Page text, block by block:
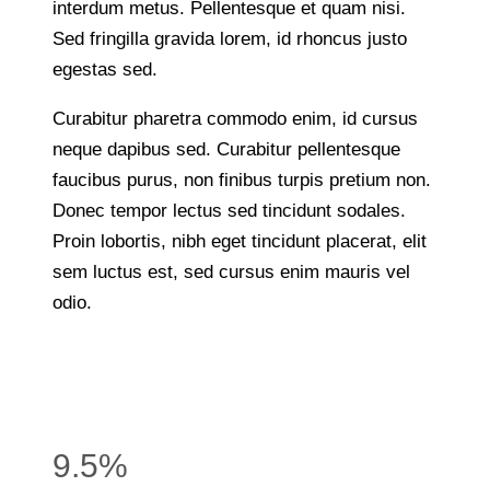
interdum metus. Pellentesque et quam nisi.
Sed fringilla gravida lorem, id rhoncus justo
egestas sed.
Curabitur pharetra commodo enim, id cursus
neque dapibus sed. Curabitur pellentesque
faucibus purus, non finibus turpis pretium non.
Donec tempor lectus sed tincidunt sodales.
Proin lobortis, nibh eget tincidunt placerat, elit
sem luctus est, sed cursus enim mauris vel
odio.
9.5%